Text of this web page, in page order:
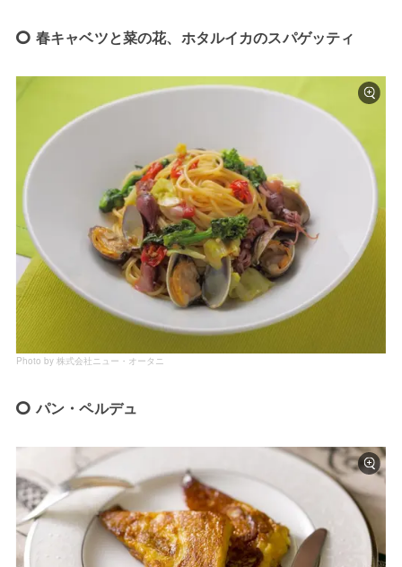
春キャベツと菜の花、ホタルイカのスパゲッティ
Photo by 株式会社ニュー・オータニ
パン・ペルデュ